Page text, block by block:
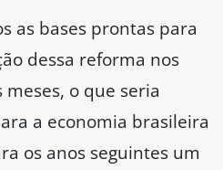
as bases prontas para
dessa reforma nos
o que seria
a economia brasileira
os anos seguintes um